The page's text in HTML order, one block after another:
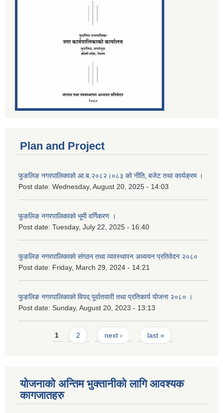
Plan and Project
फुङलिङ नगरपालिकाको आ.ब.२०८२।०८३ को नीति‚ बजेट तथा कार्यक्रम ।
Post date: Wednesday, August 20, 2025 - 14:03
फुङलिङ नगरपालिकाको भूमी वर्गिकरण ।
Post date: Tuesday, July 22, 2025 - 16:40
फुङलिङ नगरपालिकाको संगठन तथा व्यवस्थापन अध्ययन प्रतिवेदन २०८०
Post date: Friday, March 29, 2024 - 14:21
फुङलिङ नगरपालिकाको विपद् पूर्वातयारी तथा प्रतिकार्य योजना २०८० ।
Post date: Sunday, August 20, 2023 - 13:13
Pages1 2 next › last »
योजनाको अन्तिम भुक्तानीको लागि आवश्यक
कागजातहरु